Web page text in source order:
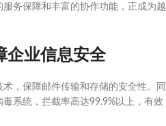
务保障和丰富的协作功能，正成为越
企业信息安全
，保障邮件传输和存储的安全性。同
系统，拦截率高达99.9%以上，有效